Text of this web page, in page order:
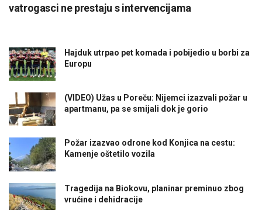
vatrogasci ne prestaju s intervencijama
Hajduk utrpao pet komada i pobijedio u borbi za
Europu
(VIDEO) Užas u Poreču: Nijemci izazvali požar u
apartmanu, pa se smijali dok je gorio
Požar izazvao odrone kod Konjica na cestu:
Kamenje oštetilo vozila
Tragedija na Biokovu, planinar preminuo zbog
vrućine i dehidracije